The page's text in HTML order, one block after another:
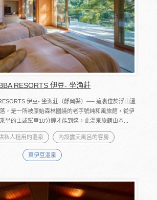
RESORTS 伊豆- 坐漁莊
伊豆- 坐漁莊（靜岡縣）── 這裏位於浮山溫
，是一所被原始森林圍繞的老字號純和風旅館，從伊
坐的士或駕車10分鐘才能到達。此溫泉旅館由本...
私人租用的溫泉 內設露天風呂的客房
東伊豆溫泉